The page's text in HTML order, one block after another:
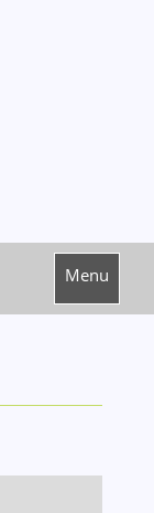
Menu